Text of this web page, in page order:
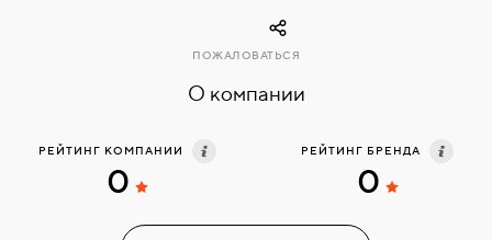
ЗАВКИ
СТАТЬИ
О компании
ПОЖАЛОВАТЬСЯ
РЕЙТИНГ КОМПАНИИ
0
РЕЙТИНГ БРЕНДА
0